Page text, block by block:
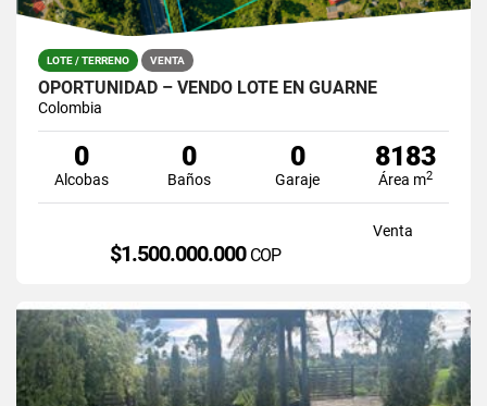
LOTE / TERRENO VENTA
OPORTUNIDAD – VENDO LOTE EN GUARNE
Colombia
0
Alcobas
0
Baños
0
Garaje
8183
Área m2
Venta
$1.500.000.000 COP